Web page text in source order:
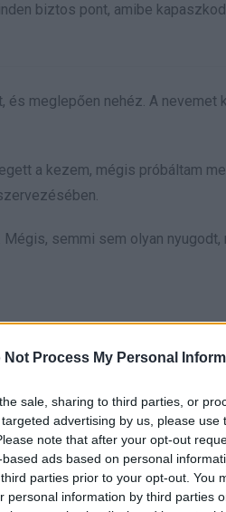
Not Process My Personal
sale, sharing to third parties, or
advertising by us, please use
note that after your opt-out
ads based on personal
parties prior to your opt-out. You
personal information by third parties
biztos pont, amibe
meglepően nehéz. A nevemet
a kezem, mégis próbáltam
semmi sem olyan